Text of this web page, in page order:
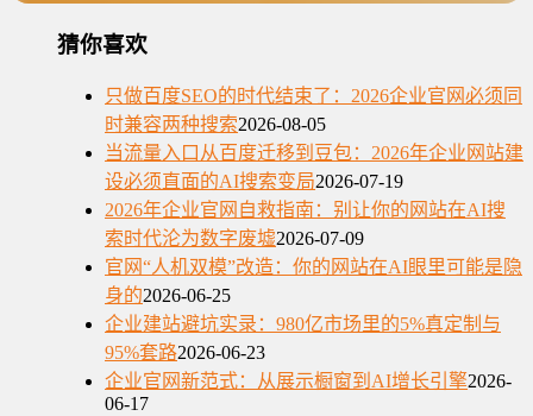
猜你喜欢
只做百度SEO的时代结束了：2026企业官网必须同
时兼容两种搜索2026-08-05
当流量入口从百度迁移到豆包：2026年企业网站建
设必须直面的AI搜索变局2026-07-19
2026年企业官网自救指南：别让你的网站在AI搜
索时代沦为数字废墟2026-07-09
官网“人机双模”改造：你的网站在AI眼里可能是隐
身的2026-06-25
企业建站避坑实录：980亿市场里的5%真定制与
95%套路2026-06-23
企业官网新范式：从展示橱窗到AI增长引擎2026-
06-17